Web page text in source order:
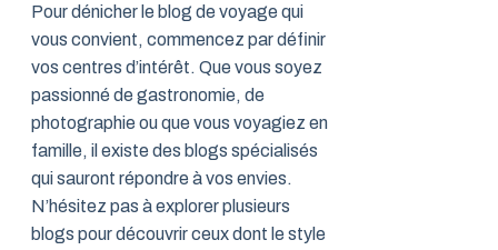
Pour dénicher le blog de voyage qui
vous convient, commencez par définir
vos centres d’intérêt. Que vous soyez
passionné de gastronomie, de
photographie ou que vous voyagiez en
famille, il existe des blogs spécialisés
qui sauront répondre à vos envies.
N’hésitez pas à explorer plusieurs
blogs pour découvrir ceux dont le style